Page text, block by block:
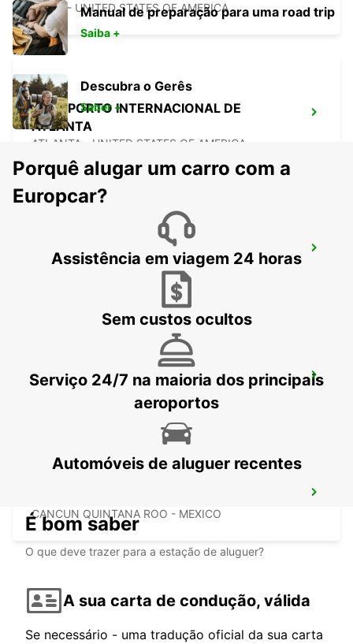
MIAMI - UNITED STATES OF AMERICA
AEROPORTO INTERNACIONAL DE
ATLANTA
ATLANTA - UNITED STATES OF AMERICA
CANCUN C MUJERES GRAND
PALLADIUM
CANCUN C MUJERES TRS CO
CANCUN QUINTANA ROO - MEXICO
Manual de preparação para uma road trip
Saiba +
Descubra o Gerês
Saber +
Porquê alugar um carro com a
Europcar?
Assistência em viagem 24 horas
Sem custos ocultos
Serviço 24/7 na maioria dos principais
aeroportos
Automóveis de aluguer recentes
É bom saber
O que deve trazer para a estação de aluguer?
A sua carta de condução, válida
Se necessário - uma tradução oficial da sua carta